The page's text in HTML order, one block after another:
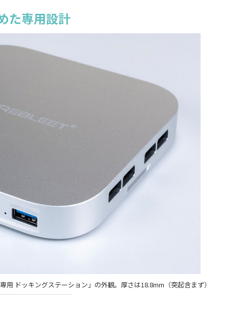
た専用設計
用 ドッキングステーション」の外観。厚さは18.8mm（突起含まず）